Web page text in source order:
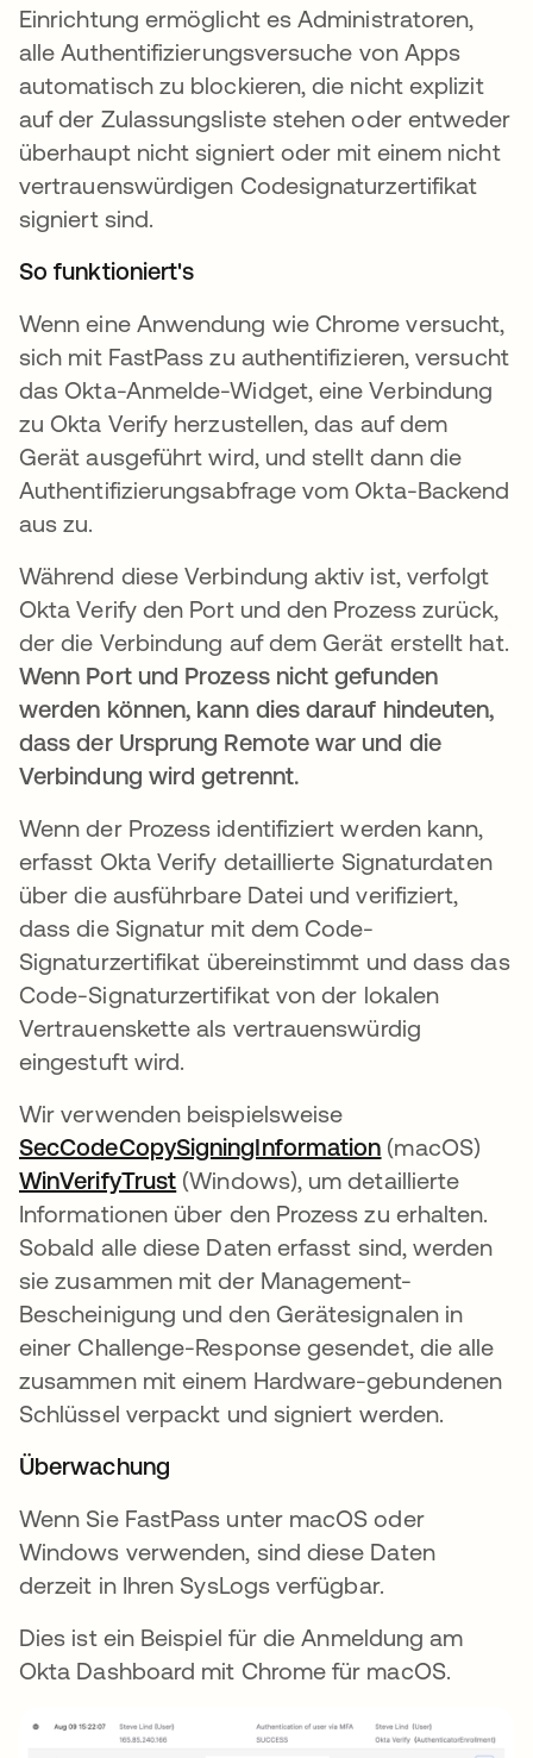
Einrichtung ermöglicht es Administratoren,
alle Authentifizierungsversuche von Apps
automatisch zu blockieren, die nicht explizit
auf der Zulassungsliste stehen oder entweder
überhaupt nicht signiert oder mit einem nicht
vertrauenswürdigen Codesignaturzertifikat
signiert sind.
So funktioniert's
Wenn eine Anwendung wie Chrome versucht,
sich mit FastPass zu authentifizieren, versucht
das Okta-Anmelde-Widget, eine Verbindung
zu Okta Verify herzustellen, das auf dem
Gerät ausgeführt wird, und stellt dann die
Authentifizierungsabfrage vom Okta-Backend
aus zu.
Während diese Verbindung aktiv ist, verfolgt
Okta Verify den Port und den Prozess zurück,
der die Verbindung auf dem Gerät erstellt hat.
Wenn Port und Prozess nicht gefunden
werden können, kann dies darauf hindeuten,
dass der Ursprung Remote war und die
Verbindung wird getrennt.
Wenn der Prozess identifiziert werden kann,
erfasst Okta Verify detaillierte Signaturdaten
über die ausführbare Datei und verifiziert,
dass die Signatur mit dem Code-
Signaturzertifikat übereinstimmt und dass das
Code-Signaturzertifikat von der lokalen
Vertrauenskette als vertrauenswürdig
eingestuft wird.
Wir verwenden beispielsweise
SecCodeCopySigningInformation wird in einer
(macOS)
WinVerifyTrust wird in einer neuen
(Windows), um detaillierte
Informationen über den Prozess zu erhalten.
Sobald alle diese Daten erfasst sind, werden
sie zusammen mit der Management-
Bescheinigung und den Gerätesignalen in
einer Challenge-Response gesendet, die alle
zusammen mit einem Hardware-gebundenen
Schlüssel verpackt und signiert werden.
Überwachung
Wenn Sie FastPass unter macOS oder
Windows verwenden, sind diese Daten
derzeit in Ihren SysLogs verfügbar.
Dies ist ein Beispiel für die Anmeldung am
Okta Dashboard mit Chrome für macOS.